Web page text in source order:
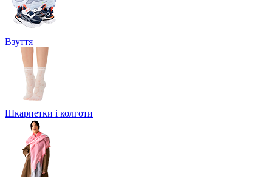
Взуття
Шкарпетки і колготи